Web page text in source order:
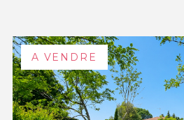
A VENDRE